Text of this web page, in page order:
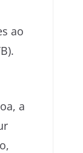
ao
a